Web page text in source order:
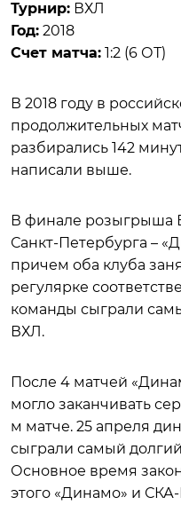
Турнир: ВХЛ
Год: 2018
Счет матча: 1:2 (6 ОТ)
В 2018 году в
продолжительных
разбирались 142
написали выше.
В финале розыгрыша
Санкт-Петербурга –
причем оба клуба
регулярке
команды сыграли
ВХЛ.
После 4 матчей
могло заканчивать
м матче. 25 апреля
сыграли самый
Основное время
этого «Динамо» и